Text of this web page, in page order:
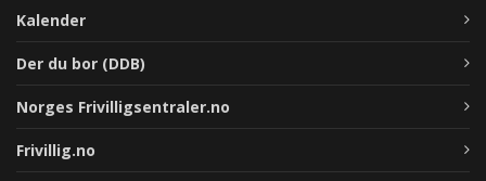
Kalender
Der du bor (DDB)
Norges Frivilligsentraler.no
Frivillig.no